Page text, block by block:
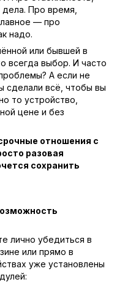
Про время,
— про
надо.
или бывшей в
всегда выбор. И часто
А если не
сделали всё, чтобы вы
то устройство,
цене и без
отношения с
разовая
сохранить
лично убедиться в
или прямо в
уже установлены